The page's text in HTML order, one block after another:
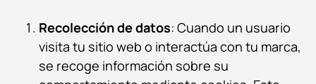
Recolección de datos: Cuando un usuario
visita tu sitio web o interactúa con tu marca,
se recoge información sobre su